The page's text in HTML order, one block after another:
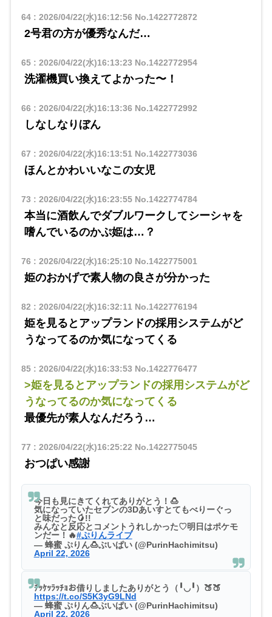
64: 2026/04/22(水)16:12:56 No.1422772872
2号君の方が優秀なんだ…
65: 2026/04/22(水)16:13:23 No.1422772954
洗濯機買い換えてよかった〜！
66 : 2026/04/22(水)16:13:36 No.1422772992
しなしなりぼん
67 : 2026/04/22(水)16:13:51 No.1422773036
ほんとかわいいなこの女児
73 : 2026/04/22(水)16:23:55No.1422774784
本当に酒飲んでダブルワークしてシーシャを
嗜んでいるのかぷ姫は…？
76 : 2026/04/22(水)16:25:10 No.1422775001
姫のおかげで素人物の良さが分かった
82 : 2026/04/22(水)16:32:11 No.1422776194
姫を見るとアップランドの採用システムがど
うなってるのか気になってくる
85: 2026/04/22(水)16:33:53 No.1422776477
>姫を見るとアップランドの採用システムがど
うなってるのか気になってくる
最優先が素人なんだろう…
77 : 2026/04/22(水)16:25:22 No.1422775045
おつぱい感謝
今日も見にきてくれてありがとう！🍮
気になっていたセブンの3Dあいすとてもべりーぐっ
と味だった🥭!!
みんなと反応とコメントうれしかった♡明日はポケモ
ンだー！🔥#ぷりんライブ
— 蜂蜜 ぷりん🍮ぶいぱい (@PurinHachimitsu)
April 22, 2026
ﾁｯｹｯﾗｯﾁｮお借りしましたありがとう（╹◡╹）🍑🍑
https://t.co/S5K3yG9LNd
— 蜂蜜 ぷりん🍮ぶいぱい (@PurinHachimitsu)
April 22, 2026